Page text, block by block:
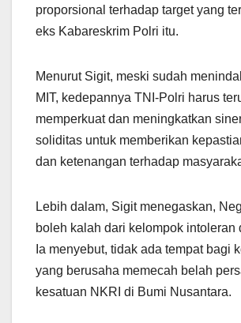
proporsional terhadap target yang
eks Kabareskrim Polri itu.
Menurut Sigit, meski sudah
MIT, kedepannya TNI-Polri harus
memperkuat dan meningkatkan
soliditas untuk memberikan
dan ketenangan terhadap
Lebih dalam, Sigit menegaskan,
boleh kalah dari kelompok intoleran
Ia menyebut, tidak ada tempat bagi
yang berusaha memecah belah
kesatuan NKRI di Bumi Nusantara.